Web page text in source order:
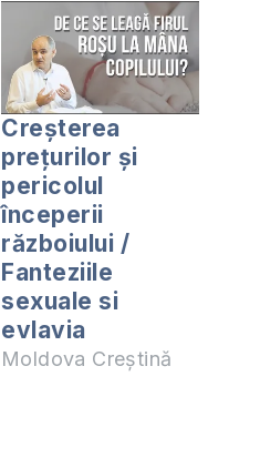
Creșterea
prețurilor și
pericolul
începerii
războiului /
Fanteziile
sexuale si
evlavia
Moldova Creștină